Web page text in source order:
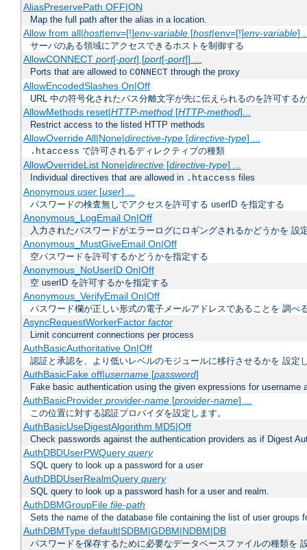
AliasPreservePath OFF|ON
Map the full path after the alias in a location.
Allow from all|host|env=[!]env-variable[host|env=[!]env-variable]
サーバのある領域にアクセスできるホストを制御する
AllowCONNECT port[-port] [port[-port]] ...
Ports that are allowed to CONNECT through the proxy
AllowEncodedSlashes On|Off
URL 中の符号化されたパス分離文字が先に伝えられるのを許可する
AllowMethods reset|HTTP-method[HTTP-method]...
Restrict access to the listed HTTP methods
AllowOverride All|None|directive-type[directive-type] ...
.htaccess で許可されるディレクティブの種類
AllowOverrideList None|directive[directive-type] ...
Individual directives that are allowed in .htaccess files
Anonymous user[user] ...
パスワードの検査無しでアクセスを許可する userID を指定する
Anonymous_LogEmail On|Off
入力されたパスワードがエラーログにロギングされるかどうかを 設
Anonymous_MustGiveEmail On|Off
空パスワードを許可するかどうかを指定する
Anonymous_NoUserID On|Off
空 userID を許可するかを指定する
Anonymous_VerifyEmail On|Off
パスワード欄が正しい形式の電子メールアドレスであることを 調べ
AsyncRequestWorkerFactor factor
Limit concurrent connections per process
AuthBasicAuthoritative On|Off
認証と承認を、より低いレベルのモジュールに移行させるかを 設定
AuthBasicFake off|username[password]
Fake basic authentication using the given expressions for username
AuthBasicProvider provider-name[provider-name] ...
この位置に対する認証プロバイダを設定します。
AuthBasicUseDigestAlgorithm MD5|Off
Check passwords against the authentication providers as if Digest
AuthDBDUserPWQuery query
SQL query to look up a password for a user
AuthDBDUserRealmQuery query
SQL query to look up a password hash for a user and realm.
AuthDBMGroupFile file-path
Sets the name of the database file containing the list of user groups
AuthDBMType default|SDBM|GDBM|NDBM|DB
パスワードを保存するために必要なデータベースファイルの種類を